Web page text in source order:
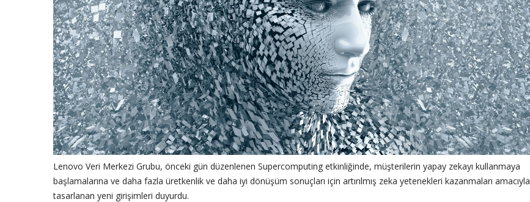
Lenovo Veri Merkezi Grubu, önceki gün düzenlenen Supercomputing etkinliğinde, müşterilerin yapay zekayı kullanmaya
başlamalarına ve daha fazla üretkenlik ve daha iyi dönüşüm sonuçları için artırılmış zeka yetenekleri kazanmaları amacıyla
tasarlanan yeni girişimleri duyurdu.